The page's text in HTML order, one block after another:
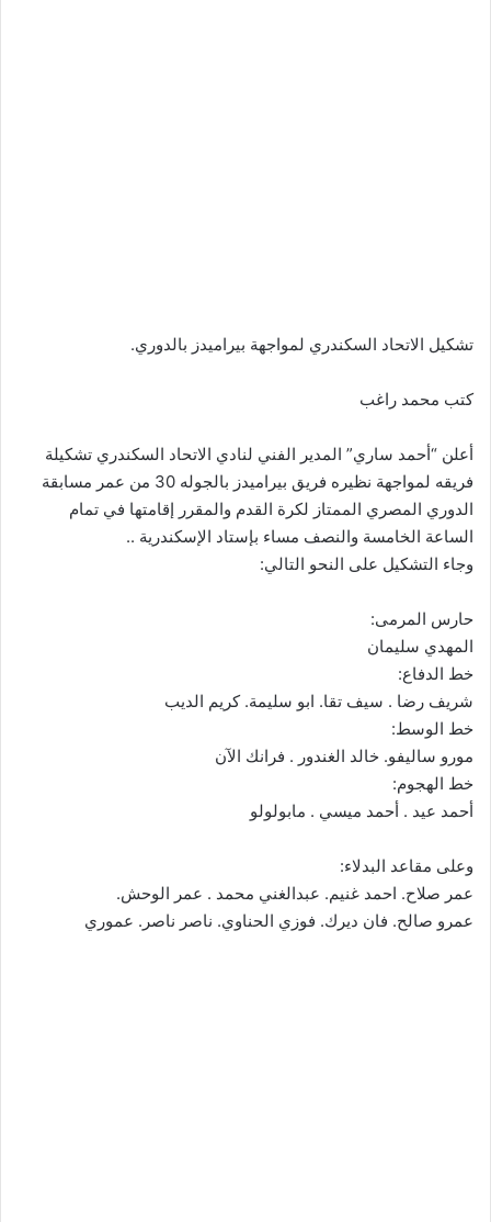
تشكيل الاتحاد السكندري لمواجهة بيراميدز بالدوري.
كتب محمد راغب
أعلن “أحمد ساري” المدير الفني لنادي الاتحاد السكندري تشكيلة
فريقه لمواجهة نظيره فريق بيراميدز بالجوله 30 من عمر مسابقة
الدوري المصري الممتاز لكرة القدم والمقرر إقامتها في تمام
الساعة الخامسة والنصف مساء بإستاد الإسكندرية ..
وجاء التشكيل على النحو التالي:
حارس المرمى:
المهدي سليمان
خط الدفاع:
شريف رضا . سيف تقا. ابو سليمة. كريم الديب
خط الوسط:
مورو ساليفو. خالد الغندور . فرانك الآن
خط الهجوم:
أحمد عيد . أحمد ميسي . مابولولو
وعلى مقاعد البدلاء:
عمر صلاح. احمد غنيم. عبدالغني محمد . عمر الوحش.
عمرو صالح. فان ديرك. فوزي الحناوي. ناصر ناصر. عموري